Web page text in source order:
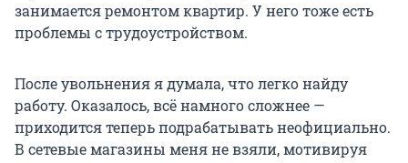
занимается ремонтом квартир. У него тоже есть
проблемы с трудоустройством.
После увольнения я думала, что легко найду
работу. Оказалось, всё намного сложнее —
приходится теперь подрабатывать неофициально.
В сетевые магазины меня не взяли, мотивируя